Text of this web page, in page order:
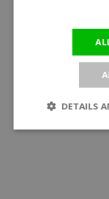
DETAILS